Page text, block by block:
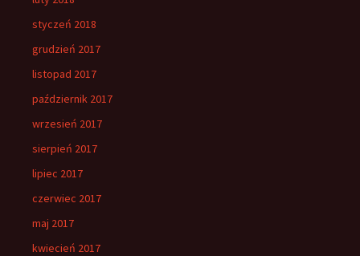
styczeń 2018
grudzień 2017
listopad 2017
październik 2017
wrzesień 2017
sierpień 2017
lipiec 2017
czerwiec 2017
maj 2017
kwiecień 2017